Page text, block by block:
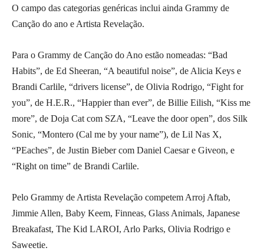
O campo das categorias genéricas inclui ainda Grammy de
Canção do ano e Artista Revelação.
Para o Grammy de Canção do Ano estão nomeadas: “Bad
Habits”, de Ed Sheeran, “A beautiful noise”, de Alicia Keys e
Brandi Carlile, “drivers license”, de Olivia Rodrigo, “Fight for
you”, de H.E.R., “Happier than ever”, de Billie Eilish, “Kiss me
more”, de Doja Cat com SZA, “Leave the door open”, dos Silk
Sonic, “Montero (Cal me by your name”), de Lil Nas X,
“PEaches”, de Justin Bieber com Daniel Caesar e Giveon, e
“Right on time” de Brandi Carlile.
Pelo Grammy de Artista Revelação competem Arroj Aftab,
Jimmie Allen, Baby Keem, Finneas, Glass Animals, Japanese
Breakafast, The Kid LAROI, Arlo Parks, Olivia Rodrigo e
Saweetie.